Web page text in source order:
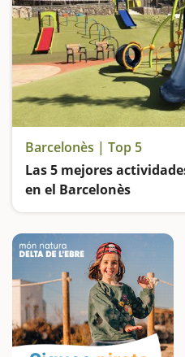
Barcelonès | Top 5
Las 5 mejores
en el Barcelonès